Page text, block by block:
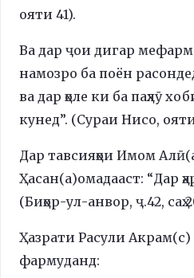
ояти 41).
Ва дар ҷои дигар
намозро ба поён
ва дар ҳоле ки ба паҳлӯ
кунед”. (Сураи Нисо, ояти
Дар тавсияҳои Имом
Ҳасан(а)омадааст: “Дар
(Биҳор-ул-анвор, ҷ.42,
Ҳазрати Расули Акрам(с)
фармуданд: